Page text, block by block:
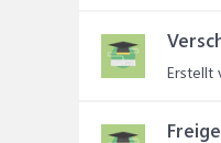
Erstellt